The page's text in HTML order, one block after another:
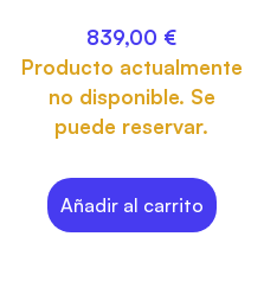
839,00 €
Producto actualmente
no disponible. Se
puede reservar.
Añadir al carrito